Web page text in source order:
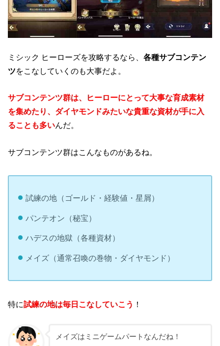
ミシック ヒーローズを攻略するなら、各種サブコンテン
ツをこなしていくのも大事だよ。
サブコンテンツ群は、ヒーローにとって大事な育成素材
を集めたり、ダイヤモンドみたいな貴重な資材が手に入
ることも多いんだ。
サブコンテンツ群はこんなものがあるね。
試練の地（ゴールド・経験値・星屑）
パンテオン（秘宝）
ハデスの地獄（各種資材）
メイズ（通常召喚の巻物・ダイヤモンド）
特に試練の地は毎日こなしていこう ！
メイズはミニゲームパートなんだね！